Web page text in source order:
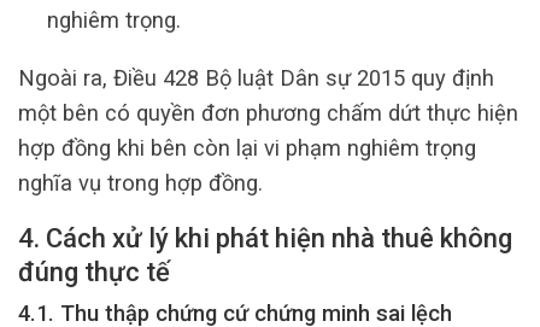
nghiêm trọng.
Ngoài ra, Điều 428 Bộ luật Dân sự 2015 quy định
một bên có quyền đơn phương chấm dứt thực hiện
hợp đồng khi bên còn lại vi phạm nghiêm trọng
nghĩa vụ trong hợp đồng.
4. Cách xử lý khi phát hiện nhà thuê không
đúng thực tế
4.1. Thu thập chứng cứ chứng minh sai lệch